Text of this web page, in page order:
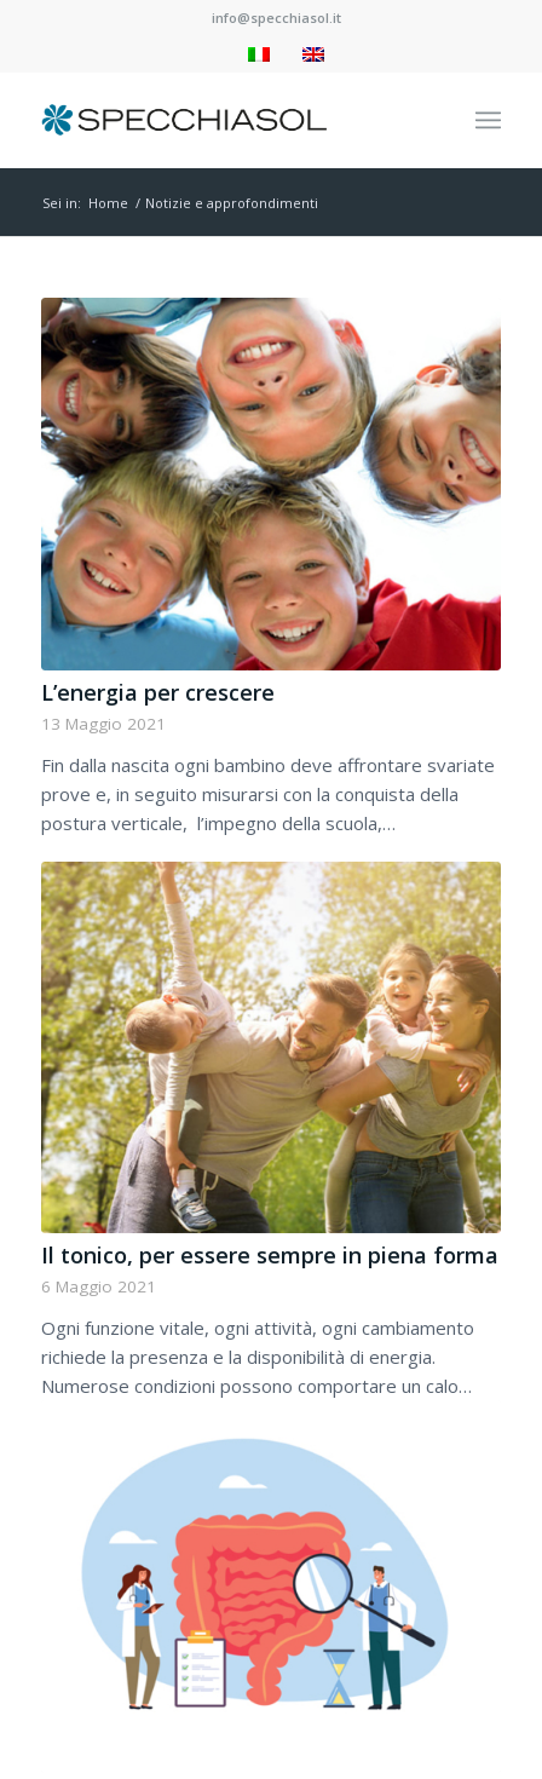
info@specchiasol.it
Sei in: Home / Notizie e approfondimenti
L’energia per crescere
13 Maggio 2021
Fin dalla nascita ogni bambino deve affrontare svariate
prove e, in seguito misurarsi con la conquista della
postura verticale, l’impegno della scuola,…
Il tonico, per essere sempre in piena forma
6 Maggio 2021
Ogni funzione vitale, ogni attività, ogni cambiamento
richiede la presenza e la disponibilità di energia.
Numerose condizioni possono comportare un calo…